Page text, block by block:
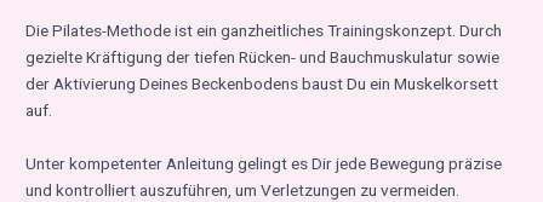
Die Pilates-Methode ist ein ganzheitliches Trainingskonzept. Durch
gezielte Kräftigung der tiefen Rücken- und Bauchmuskulatur sowie
der Aktivierung Deines Beckenbodens baust Du ein Muskelkorsett
auf.
Unter kompetenter Anleitung gelingt es Dir jede Bewegung präzise
und kontrolliert auszuführen, um Verletzungen zu vermeiden.